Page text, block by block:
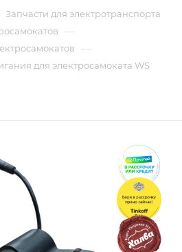
Запчасти для электротранспорта
—
—
для электросамоката WS